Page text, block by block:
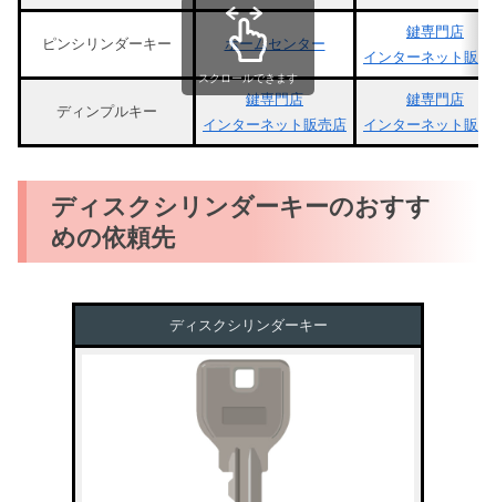
ピンシリンダーキー ホームセンター
鍵専門店
インターネット販売
ディンプルキー
鍵専門店
インターネット販売店
鍵専門店
インターネット販売
スクロールできます
ディスクシリンダーキーのおすす
めの依頼先
ディスクシリンダーキー